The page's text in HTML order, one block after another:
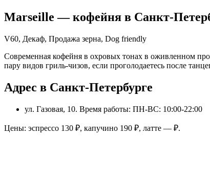
Marseille — кофейня в Санкт-
V60, Декаф, Продажа зерна, Dog friendly
Современная кофейня в охровых тонах в оживленном
пару видов гриль-чизов, если проголодаетесь после
Адрес в Санкт-Петербурге
ул. Газовая, 10. Время работы: ПН-ВС: 10:00-22:00
Цены: эспрессо 130 ₽, капучино 190 ₽, латте — ₽.